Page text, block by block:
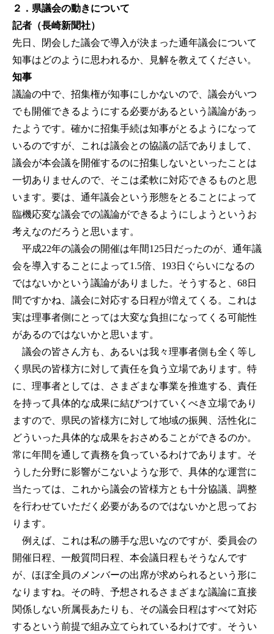
２．県議会の動きについて
記者（長崎新聞社）
先日、閉会した議会で導入が決まった通年議会について
知事はどのように思われるか、見解を教えてください。
知事
議論の中で、招集権が知事にしかないので、議会がいつ
でも開催できるようにする必要があるという議論があっ
たようです。確かに招集手続は知事がとるようになって
いるのですが、これは議会との協議の話でありまして、
議会が本会議を開催するのに招集しないといったことは
一切ありませんので、そこは柔軟に対応できるものと思
います。要は、通年議会という形態をとることによって
臨機応変な議会での議論ができるようにしようというお
考えなのだろうと思います。
平成22年の議会の開催は年間125日だったのが、通年議
会を導入することによって1.5倍、193日ぐらいになるの
ではないかという議論がありました。そうすると、68日
間ですかね、議会に対応する日程が増えてくる。これは
実は理事者側にとっては大変な負担になってくる可能性
があるのではないかと思います。
議会の皆さん方も、あるいは我々理事者側も全く等し
く県民の皆様方に対して責任を負う立場であります。特
に、理事者としては、さまざまな事業を推進する、責任
を持って具体的な成果に結びつけていくべき立場であり
ますので、県民の皆様方に対して地域の振興、活性化に
どういった具体的な成果をおさめることができるのか。
常に年間を通して責務を負っているわけであります。そ
うした分野に影響がこないような形で、具体的な運営に
当たっては、これから議会の皆様方とも十分協議、調整
を行わせていただく必要があるのではないかと思ってお
ります。
例えば、これは私の勝手な思いなのですが、委員会の
開催日程、一般質問日程、本会議日程もそうなんです
が、ほぼ全員のメンバーの出席が求められるという形に
なりますね。その時、予想されるさまざまな議論に直接
関係しない所属長あたりも、その議会日程はすべて対応
するという前提で組み立てられているわけです。そうい